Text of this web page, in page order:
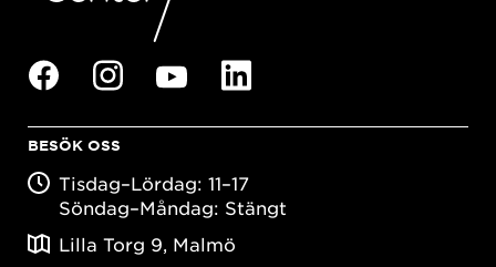
BESÖK OSS
Tisdag–Lördag: 11–17
Söndag–Måndag: Stängt
Lilla Torg 9, Malmö